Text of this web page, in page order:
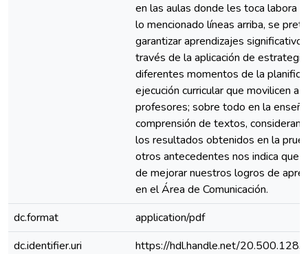
en las aulas donde les toca labora
lo mencionado líneas arriba, se
garantizar aprendizajes
través de la aplicación de
diferentes momentos de la
ejecución curricular que movilicen a
profesores; sobre todo en la
comprensión de textos,
los resultados obtenidos en la
otros antecedentes nos indica que
de mejorar nuestros logros de
en el Área de Comunicación.
dc.format
application/pdf
dc.identifier.uri
https://hdl.handle.net/